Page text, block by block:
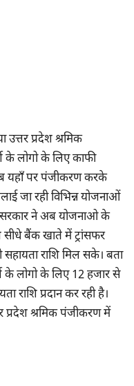
उत्तर प्रदेश श्रमिक
के लोगो के लिए काफी
यहाँ पर पंजीकरण करके
जा रही विभिन्न योजनाओं
ने अब योजनाओ के
सीधे बैंक खाते में ट्रांसफर
राशि मिल सके। बता
के लोगो के लिए 12 हजार से
प्रदान कर रही है।
प्रदेश श्रमिक पंजीकरण में